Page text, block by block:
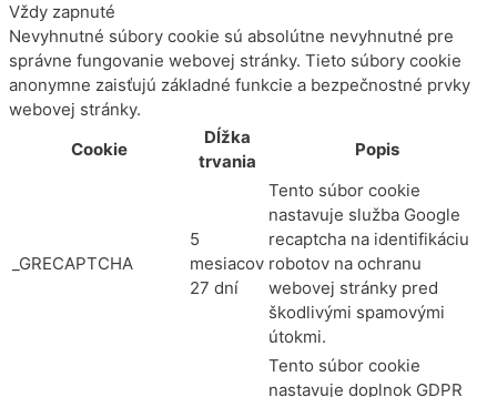
Vždy zapnuté
Nevyhnutné súbory cookie sú absolútne nevyhnutné pre
správne fungovanie webovej stránky. Tieto súbory cookie
anonymne zaisťujú základné funkcie a bezpečnostné prvky
webovej stránky.
Cookie
Dĺžka
trvania
Popis
_GRECAPTCHA
5
mesiacov
27 dní
Tento súbor cookie
nastavuje služba Google
recaptcha na identifikáciu
robotov na ochranu
webovej stránky pred
škodlivými spamovými
útokmi.
Tento súbor cookie
nastavuje doplnok GDPR